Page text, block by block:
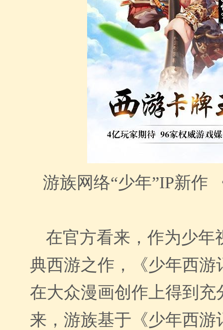
游族网络“少年”IP新作
在官方看来，作为少年
典西游之作，《少年西游
在大众漫画创作上得到充
来，游族基于《少年西游